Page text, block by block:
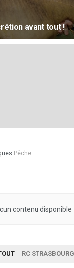
avant tout !
Pêche
contenu disponible
RC STRASBOURG